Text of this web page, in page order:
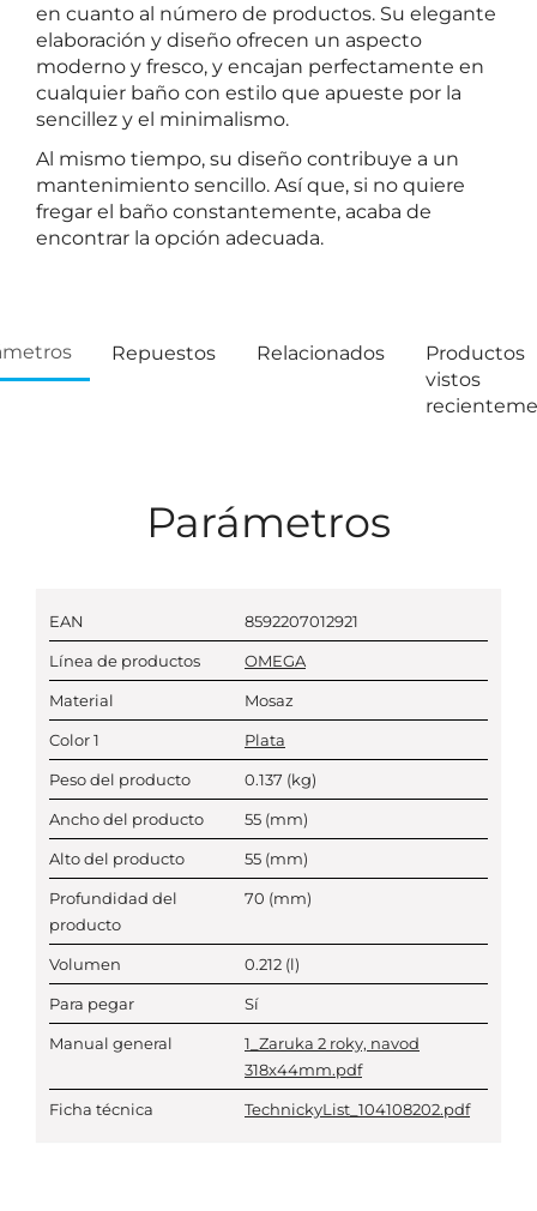
en cuanto al número de productos. Su elegante
elaboración y diseño ofrecen un aspecto
moderno y fresco, y encajan perfectamente en
cualquier baño con estilo que apueste por la
sencillez y el minimalismo.
Al mismo tiempo, su diseño contribuye a un
mantenimiento sencillo. Así que, si no quiere
fregar el baño constantemente, acaba de
encontrar la opción adecuada.
Repuestos Relacionados
Productos
vistos
Parámetros
EAN 8592207012921
Línea de productos OMEGA
Material Mosaz
Color 1 Plata
Peso del producto 0.137 (kg)
Ancho del producto 55 (mm)
Alto del producto 55 (mm)
Profundidad del
producto
70 (mm)
Volumen 0.212 (l)
Para pegar Sí
Manual general
1_Zaruka 2 roky, navod
318x44mm.pdf
Ficha técnica TechnickyList_104108202.pdf